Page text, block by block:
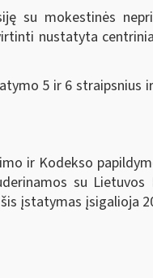
su mokestinės
nustatyta
5 ir 6
ir Kodekso
su Lietuvos
įstatymas įsigalioja